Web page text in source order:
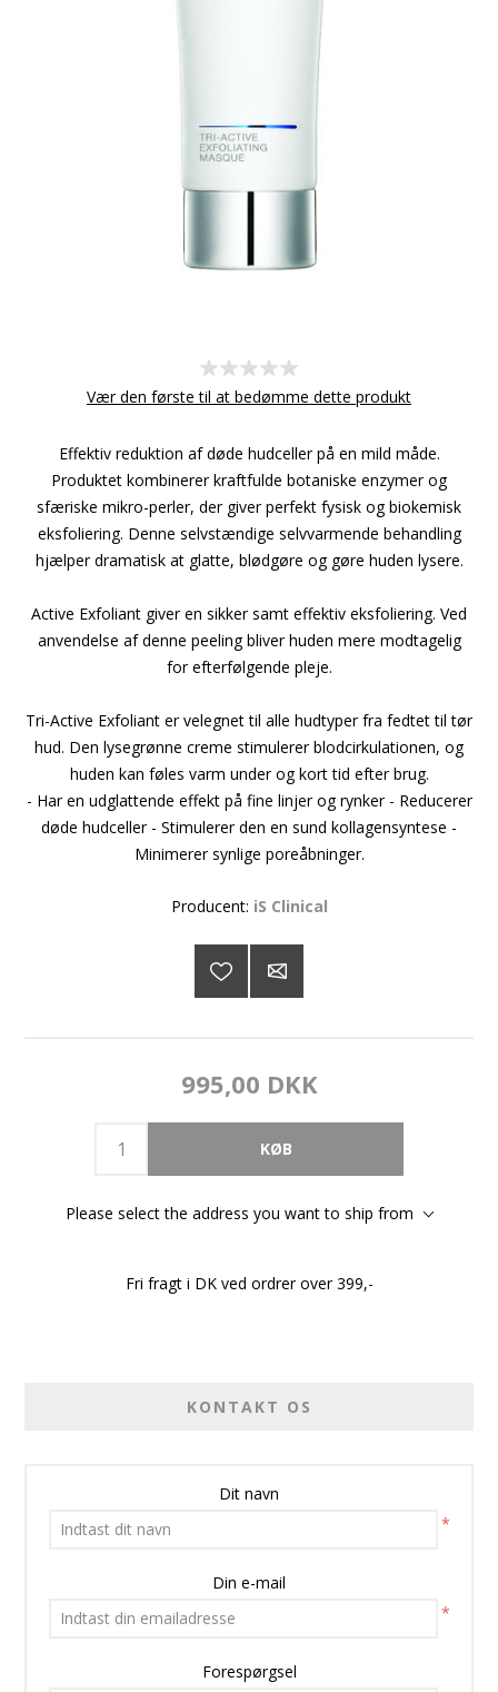
Vær den første til at bedømme dette produkt
Effektiv reduktion af døde hudceller på en mild måde.
Produktet kombinerer kraftfulde botaniske enzymer og
sfæriske mikro-perler, der giver perfekt fysisk og biokemisk
eksfoliering. Denne selvstændige selvvarmende behandling
hjælper dramatisk at glatte, blødgøre og gøre huden lysere.
Active Exfoliant giver en sikker samt effektiv eksfoliering. Ved
anvendelse af denne peeling bliver huden mere modtagelig
for efterfølgende pleje.
Tri-Active Exfoliant er velegnet til alle hudtyper fra fedtet til tør
hud. Den lysegrønne creme stimulerer blodcirkulationen, og
huden kan føles varm under og kort tid efter brug.
- Har en udglattende effekt på fine linjer og rynker - Reducerer
døde hudceller - Stimulerer den en sund kollagensyntese -
Minimerer synlige poreåbninger.
Producent: iS Clinical
995,00 DKK
Please select the address you want to ship from
Fri fragt i DK ved ordrer over 399,-
KONTAKT OS
Dit navn
*
Din e-mail
*
Forespørgsel